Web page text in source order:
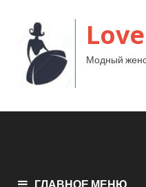
Модный
ГЛАВНОЕ МЕНЮ